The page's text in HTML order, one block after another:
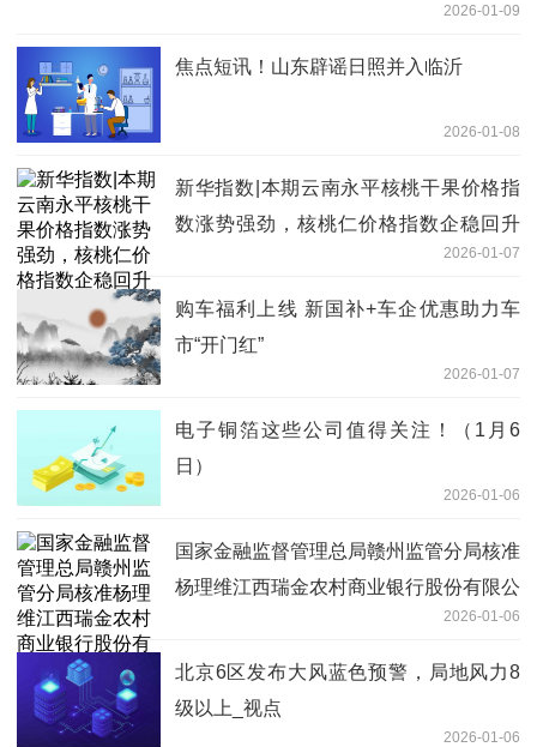
2026-01-09
焦点短讯！山东辟谣日照并入临沂
2026-01-08
新华指数|本期云南永平核桃干果价格指
数涨势强劲，核桃仁价格指数企稳回升
2026-01-07
购车福利上线 新国补+车企优惠助力车
市“开门红”
2026-01-07
电子铜箔这些公司值得关注！（1月6
日）
2026-01-06
国家金融监督管理总局赣州监管分局核准
杨理维江西瑞金农村商业银行股份有限公
2026-01-06
北京6区发布大风蓝色预警，局地风力8
级以上_视点
2026-01-06